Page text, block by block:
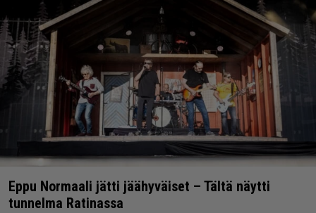
Eppu Normaali jätti jäähyväiset – Tältä näytti
tunnelma Ratinassa